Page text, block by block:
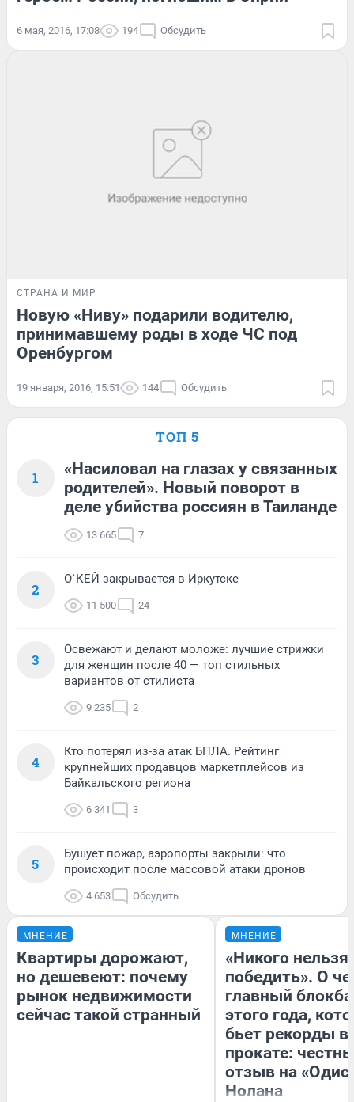
6 мая, 2016, 17:08 194 Обсудить
СТРАНА И МИР
Новую «Ниву» подарили водителю,
принимавшему роды в ходе ЧС под
Оренбургом
19 января, 2016, 15:51 144 Обсудить
ТОП 5
1
«Насиловал на глазах у связанных
родителей». Новый поворот в
деле убийства россиян в Таиланде
13 665 7
2
О`КЕЙ закрывается в Иркутске
11 500 24
3
Освежают и делают моложе: лучшие стрижки
для женщин после 40 — топ стильных
вариантов от стилиста
9 235 2
4
Кто потерял из-за атак БПЛА. Рейтинг
крупнейших продавцов маркетплейсов из
Байкальского региона
6 341 3
5
Бушует пожар, аэропорты закрыли: что
происходит после массовой атаки дронов
4 653 Обсудить
МНЕНИЕ
Квартиры дорожают,
но дешевеют: почему
рынок недвижимости
сейчас такой странный
МНЕНИЕ
«Никого нельзя
победить». О
главный
этого года,
бьет рекорды в
прокате:
отзыв на
Нолана